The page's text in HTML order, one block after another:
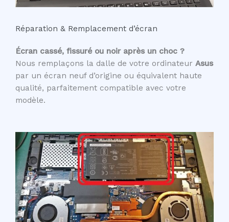
Réparation & Remplacement d’écran
Écran cassé, fissuré ou noir après un choc ?
Nous remplaçons la dalle de votre ordinateur Asus
par un écran neuf d’origine ou équivalent haute
qualité, parfaitement compatible avec votre
modèle.